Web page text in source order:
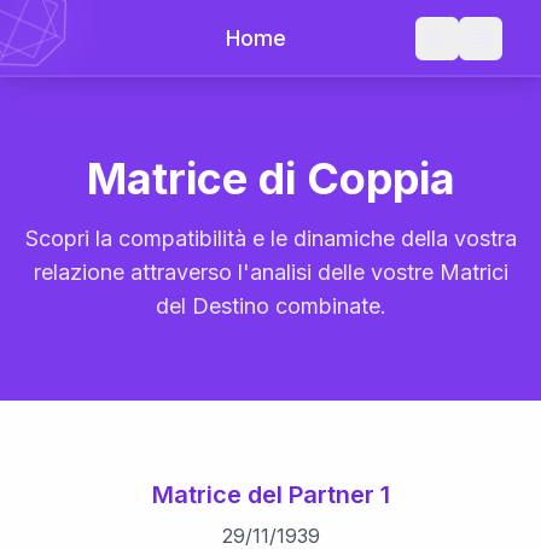
Home
Matrice di Coppia
Scopri la compatibilità e le dinamiche della vostra
relazione attraverso l'analisi delle vostre Matrici
del Destino combinate.
Matrice del Partner 1
29/11/1939